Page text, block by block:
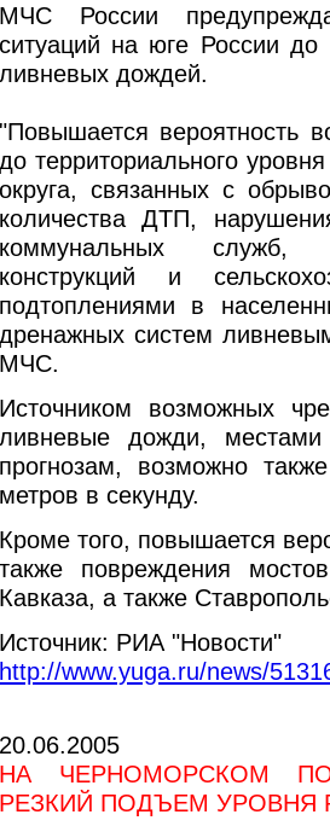
МЧС России
ситуаций на юге России до
ливневых дождей.
"Повышается вероятность
до территориального
округа, связанных с
количества ДТП,
коммунальных служб,
конструкций и
подтоплениями в
дренажных систем
МЧС.
Источником возможных
ливневые дожди,
прогнозам, возможно
метров в секунду.
Кроме того, повышается
также повреждения
Кавказа, а также
Источник: РИА "Новости"
http://www.yuga.ru/news/
20.06.2005
НА ЧЕРНОМОРСКОМ
РЕЗКИЙ ПОДЪЕМ УРОВНЯ